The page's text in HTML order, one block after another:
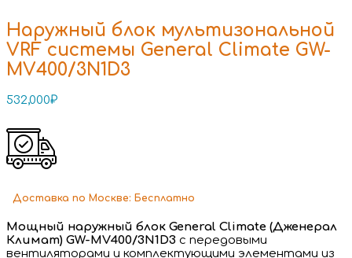
Наружный блок мультизональной
VRF системы General Climate GW-
MV400/3N1D3
532,000₽
Доставка по Москве: Бесплатно
Мощный наружный блок General Climate (Дженерал
Климат) GW-MV400/3N1D3 с передовыми
вентиляторами и комплектующими элементами из